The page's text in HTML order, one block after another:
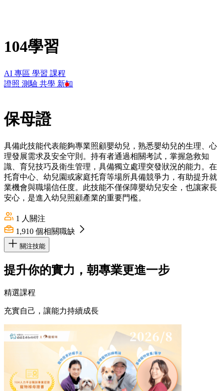
104學習
AI 專區 學習 課程
證照 測驗 共學 新知
保母證
具備此技能代表能夠專業照顧嬰幼兒，熟悉嬰幼兒的生理、心
理發展需求及安全守則。持有者通過相關考試，掌握急救知
識、育兒技巧及衛生管理，具備獨立處理突發狀況的能力。在
托育中心、幼兒園或家庭托育等場所具備競爭力，有助提升就
業機會與職場信任度。此技能不僅保障嬰幼兒安全，也讓家長
安心，是進入幼兒照顧產業的重要門檻。
1 人關注
1,910 個相關職缺
關注技能
提升你的實力，朝專業更進一步
精選課程
充實自己，讓能力持續成長